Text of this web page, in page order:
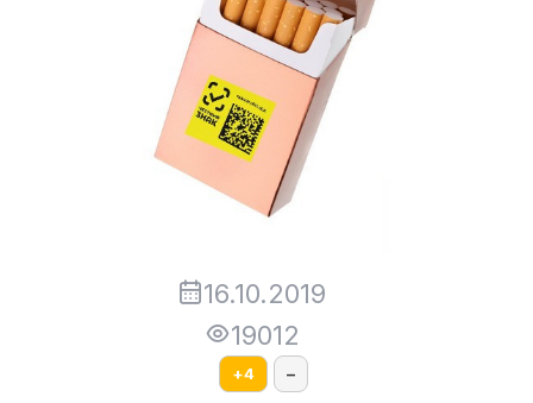
16.10.2019
19012
+4 –